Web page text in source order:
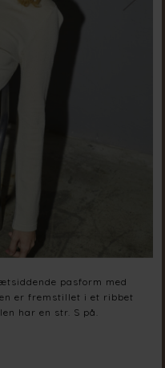
pasform med
er fremstillet i et ribbet
har en str. S på.